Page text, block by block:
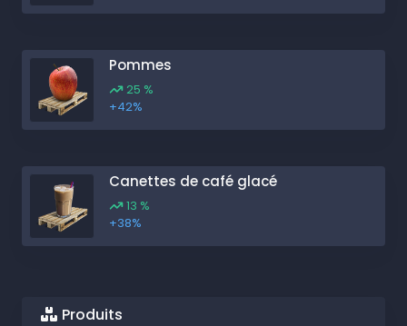
Pommes
25 %
+42%
Canettes de café glacé
13 %
+38%
Produits